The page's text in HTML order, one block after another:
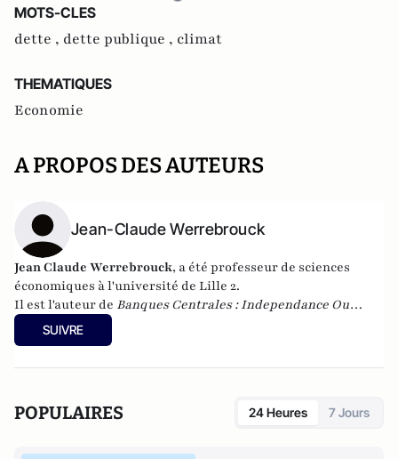
MOTS-CLES
dette , dette publique , climat
THEMATIQUES
Economie
A PROPOS DES AUTEURS
Jean-Claude Werrebrouck
Jean Claude Werrebrouck, a été professeur de sciences
économiques à l'université de Lille 2.
Il est l'auteur de Banques Centrales : Independance Ou
Soumission ?
paru en octobre 2012 aux éditions Yves Michel.
SUIVRE
POPULAIRES 24 Heures 7 Jours